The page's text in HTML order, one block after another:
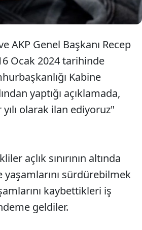
AKP Genel Başkanı Recep
Ocak 2024 tarihinde
Kabine
yaptığı açıklamada,
olarak ilan ediyoruz"
açlık sınırının altında
yaşamlarını sürdürebilmek
kaybettikleri iş
geldiler.